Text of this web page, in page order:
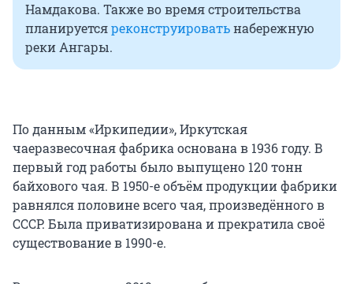
Намдакова. Также во время строительства
планируетсяреконструироватьнабережную
реки Ангары.
По данным «Иркипедии», Иркутская
чаеразвесочная фабрика основана в 1936 году. В
первый год работы было выпущено 120 тонн
байхового чая. В 1950-е объём продукции фабрики
равнялся половине всего чая, произведённого в
СССР. Была приватизирована и прекратила своё
существование в 1990-е.